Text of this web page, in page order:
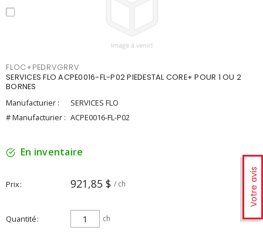
Votre avis
FLOC+PEDRVGRRV
SERVICES FLO ACPE0016-FL-P02 PIEDESTAL CORE+ POUR 1 OU 2
BORNES
Manufacturier :
SERVICES FLO
# Manufacturier : ACPE0016-FL-P02
En inventaire
Prix 921,85 $ / ch
Quantité ch